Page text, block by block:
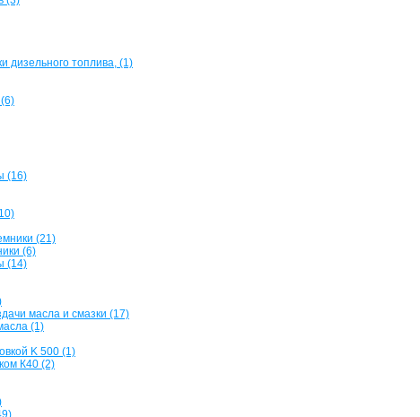
дизельного топлива, (1)
(16)
(21)
(6)
(14)
масла и смазки (17)
(1)
K 500 (1)
К40 (2)